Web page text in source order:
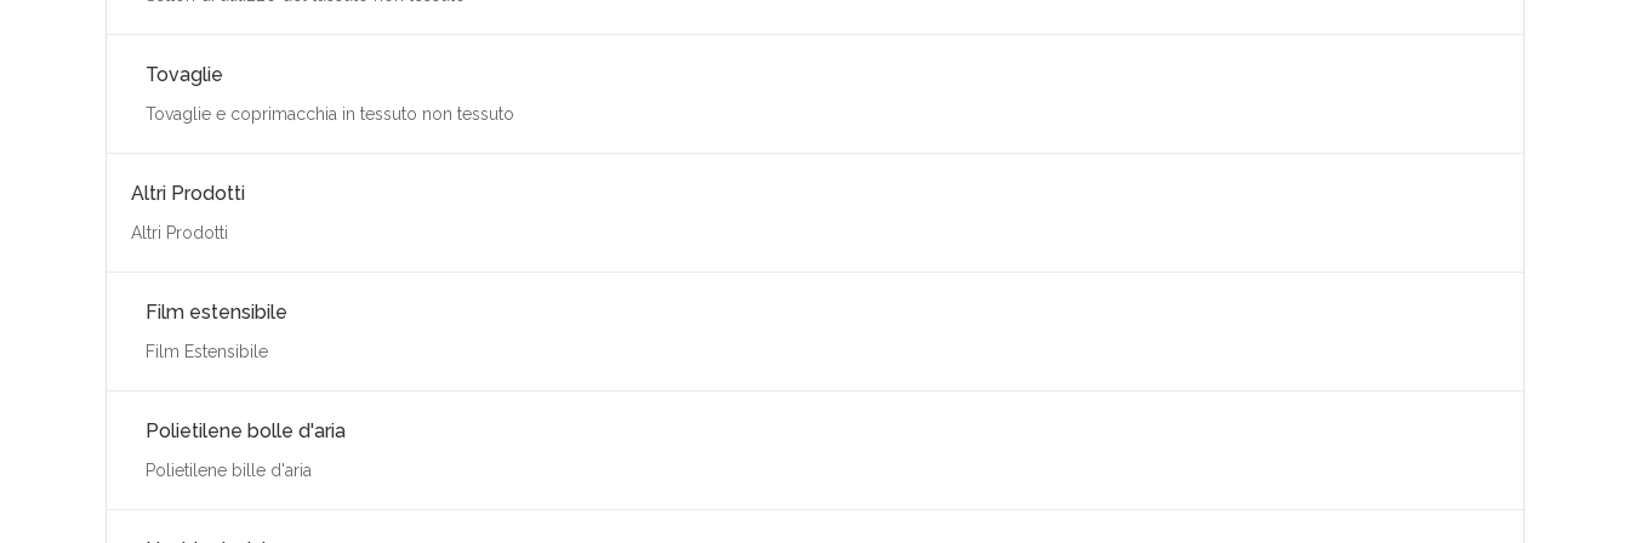
Tovaglie
Tovaglie e coprimacchia in tessuto non tessuto
Altri Prodotti
Altri Prodotti
Film estensibile
Film Estensibile
Polietilene bolle d'aria
Polietilene bille d'aria